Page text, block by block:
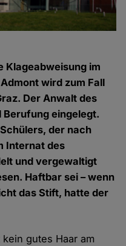
Klageabweisung im
wird zum Fall
Der Anwalt des
Berufung eingelegt.
, der nach
Internat des
und vergewaltigt
. Haftbar sei – wenn
das Stift, hatte der
gutes Haar am